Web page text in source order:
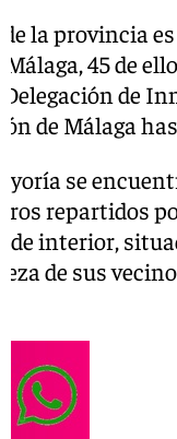
la provincia
45 de
Delegación de
de Málaga
se
repartidos
de interior,
de sus